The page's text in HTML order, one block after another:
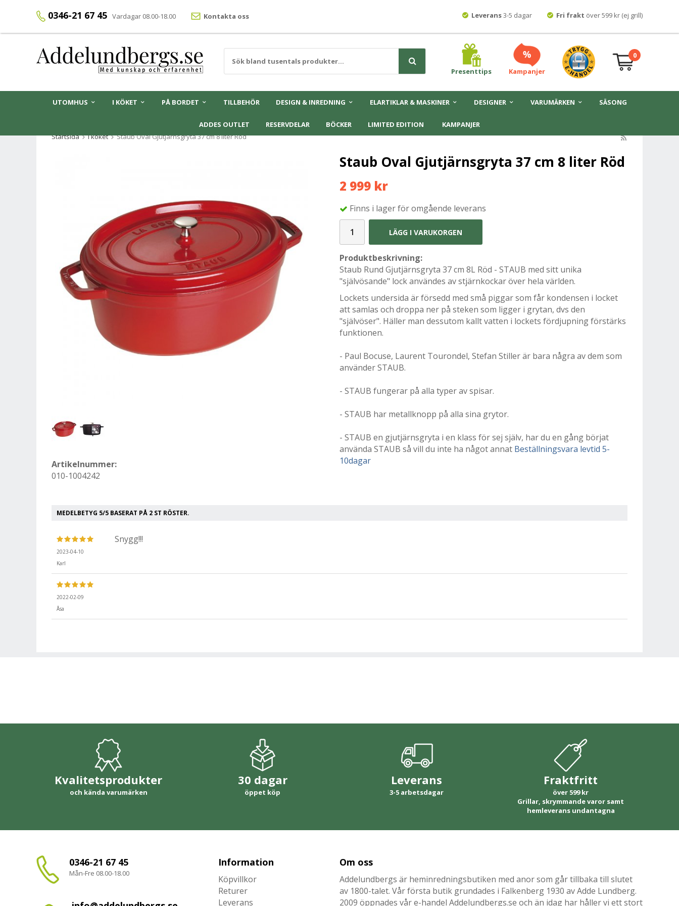
0346-21 67 45 Vardagar 08.00-18.00 Kontakta oss Leverans3-5 dagar Fri frakt över 599 kr (ej grill)
Presenttips Kampanjer
0
UTOMHUS I KÖKET PÅ BORDET TILLBEHÖR DESIGN & INREDNING ELARTIKLAR & MASKINER DESIGNER VARUMÄRKEN SÄSONG
ADDES OUTLET RESERVDELAR BÖCKER LIMITED EDITION
KAMPANJER
Startsida
I köket Staub Oval Gjutjärnsgryta 37 cm 8 liter Röd
Staub Oval Gjutjärnsgryta 37 cm 8 liter Röd
2 999 kr
Finns i lager för omgående leverans
LÄGG I VARUKORGEN
Produktbeskrivning:
Staub Rund Gjutjärnsgryta 37 cm 8L Röd - STAUB med sitt unika
"självösande" lock användes av stjärnkockar över hela världen.
Lockets undersida är försedd med små piggar som får kondensen i locket
att samlas och droppa ner på steken som ligger i grytan, dvs den
"självöser". Häller man dessutom kallt vatten i lockets fördjupning förstärks
funktionen.
- Paul Bocuse, Laurent Tourondel, Stefan Stiller är bara några av dem som
använder STAUB.
- STAUB fungerar på alla typer av spisar.
- STAUB har metallknopp på alla sina grytor.
- STAUB en gjutjärnsgryta i en klass för sej själv, har du en gång börjat
använda STAUB så vill du inte ha något annat Beställningsvara levtid 5-
10dagar
Artikelnummer:
010-1004242
MEDELBETYG 5/5 BASERAT PÅ 2 ST RÖSTER.
2023-04-10
Karl
Snygg!!!
2022-02-09
Åsa
Kvalitetsprodukter
och kända varumärken
30 dagar
öppet köp
Leverans
3-5 arbetsdagar
Fraktfritt
över 599 kr
Grillar, skrymmande varor samt
hemleverans undantagna
0346-21 67 45
Mån-Fre 08.00-18.00
Information
Köpvillkor
Returer
Leverans
Om oss
Addelundbergs är heminredningsbutiken med anor som går tillbaka till slutet
av 1800-talet. Vår första butik grundades i Falkenberg 1930 av Adde Lundberg.
2009 öppnades vår e-handel Addelundbergs.se och än idag har håller vi ett stort